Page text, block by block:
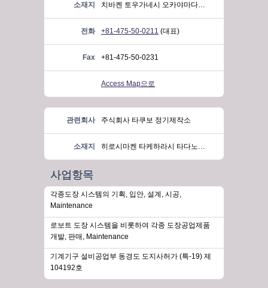
소재지 치바켄 토우가네시 오카야마다이(Chiba, Togane-shi, Okayamadai)2-7 (치바 히가시 테크노 그린파크)
전화 +81-475-50-0211 (대표)
Fax +81-475-50-0231
Access Map으로
관련회사 주식회사 타쿠보 정기제작소
소재지 히로시마켄 타케하라시 타다노우미 토코노우라1-7-11 (Hiroshima, Takehara-shi, Tadanoumi, Tokonoura)
사업항목
각종도장 시스템의 기획, 입안, 설계, 시공,
Maintenance
로보트 도장 시스템을 비롯하여 각종 도장공업제품
개발, 판매, Maintenance
기계기구 설비공업부 동경도 도지사허가 (특-19) 제
104192호